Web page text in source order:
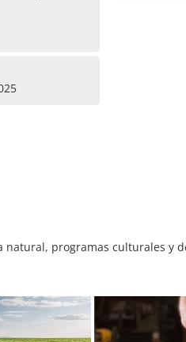
natural, programas culturales y